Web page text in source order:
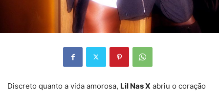
Discreto quanto a vida amorosa, Lil Nas X abriu o coração